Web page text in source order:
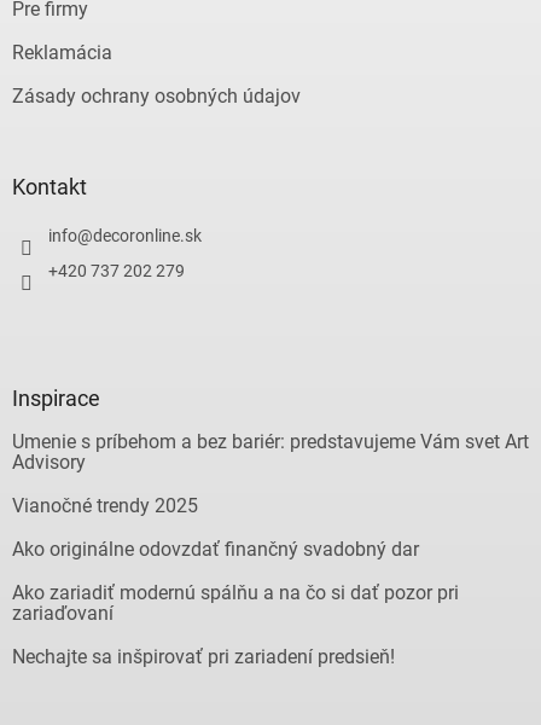
Pre firmy
Reklamácia
Zásady ochrany osobných údajov
Kontakt
info@decoronline.sk
+420 737 202 279
Inspirace
Umenie s príbehom a bez bariér: predstavujeme Vám svet Art
Advisory
Vianočné trendy 2025
Ako originálne odovzdať finančný svadobný dar
Ako zariadiť modernú spálňu a na čo si dať pozor pri
zariaďovaní
Nechajte sa inšpirovať pri zariadení predsieň!